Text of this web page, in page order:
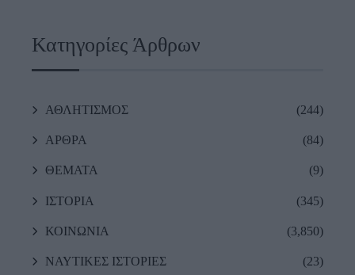
Κατηγορίες Άρθρων
ΑΘΛΗΤΙΣΜΟΣ (244)
ΑΡΘΡΑ (84)
ΘΕΜΑΤΑ (9)
ΙΣΤΟΡΙΑ (345)
ΚΟΙΝΩΝΙΑ (3,850)
ΝΑΥΤΙΚΕΣ ΙΣΤΟΡΙΕΣ (23)